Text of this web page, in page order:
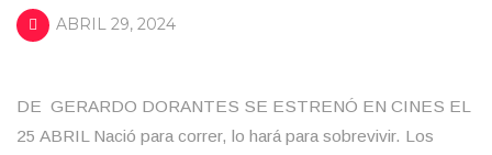
ABRIL 29, 2024
DE GERARDO DORANTES SE ESTRENÓ EN CINES EL
25 ABRIL Nació para correr, lo hará para sobrevivir. Los